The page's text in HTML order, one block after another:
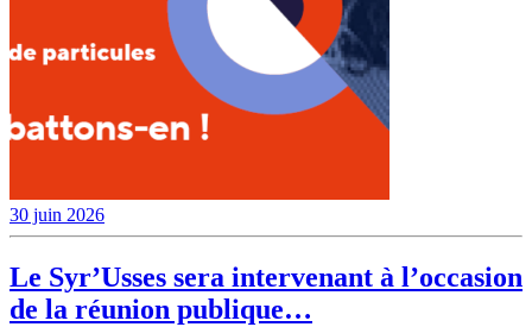
30 juin 2026
Le Syr’Usses sera intervenant à l’occasion
de la réunion publique…